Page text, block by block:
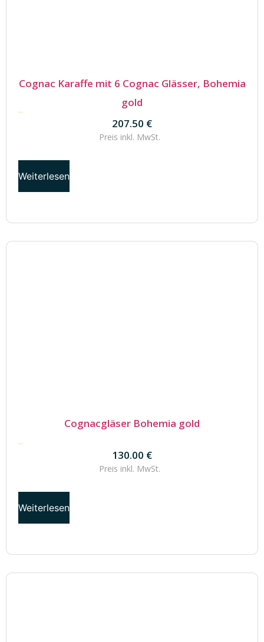
Cognac Karaffe mit 6 Cognac Glässer, Bohemia
gold
207.50 €
207.50 €
Preis inkl. MwSt.
Weiterlesen
Cognacgläser Bohemia gold
130.00 €
130.00 €
Preis inkl. MwSt.
Weiterlesen